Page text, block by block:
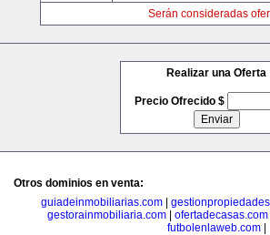
Serán consideradas
Realizar una Oferta
Precio Ofrecido $
Otros dominios en venta:
guiadeinmobiliarias.com|
gestorainmobiliaria.com| ofertadecasas.com
futbolenlaweb.com|